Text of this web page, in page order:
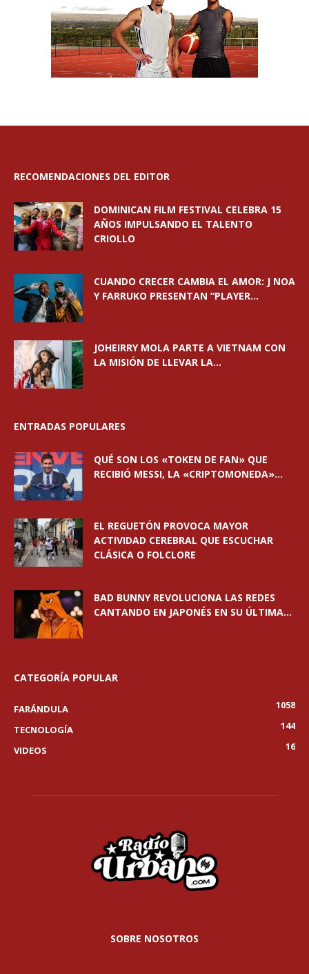
RECOMENDACIONES DEL EDITOR
DOMINICAN FILM FESTIVAL CELEBRA 15
AÑOS IMPULSANDO EL TALENTO
CRIOLLO
CUANDO CRECER CAMBIA EL AMOR: J NOA
Y FARRUKO PRESENTAN “PLAYER...
JOHEIRRY MOLA PARTE A VIETNAM CON
LA MISIÓN DE LLEVAR LA...
ENTRADAS POPULARES
QUÉ SON LOS «TOKEN DE FAN» QUE
RECIBIÓ MESSI, LA «CRIPTOMONEDA»...
EL REGUETÓN PROVOCA MAYOR
ACTIVIDAD CEREBRAL QUE ESCUCHAR
CLÁSICA O FOLCLORE
BAD BUNNY REVOLUCIONA LAS REDES
CANTANDO EN JAPONÉS EN SU ÚLTIMA...
CATEGORÍA POPULAR
FARÁNDULA
1058
TECNOLOGÍA
144
VIDEOS
16
SOBRE NOSOTROS